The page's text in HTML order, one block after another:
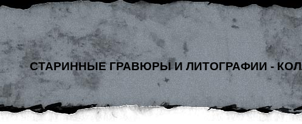
СТАРИННЫЕ ГРАВЮРЫ И ЛИТОГРАФИИ -